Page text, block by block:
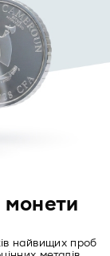
монети
найвищих проб